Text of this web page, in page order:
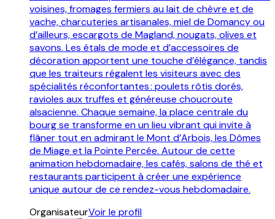
voisines, fromages fermiers au lait de chèvre et de
vache, charcuteries artisanales, miel de Domancy ou
d’ailleurs, escargots de Magland, nougats, olives et
savons. Les étals de mode et d’accessoires de
décoration apportent une touche d’élégance, tandis
que les traiteurs régalent les visiteurs avec des
spécialités réconfortantes : poulets rôtis dorés,
ravioles aux truffes et généreuse choucroute
alsacienne. Chaque semaine, la place centrale du
bourg se transforme en un lieu vibrant qui invite à
flâner tout en admirant le Mont d’Arbois, les Dômes
de Miage et la Pointe Percée. Autour de cette
animation hebdomadaire, les cafés, salons de thé et
restaurants participent à créer une expérience
unique autour de ce rendez-vous hebdomadaire.
OrganisateurVoir le profil